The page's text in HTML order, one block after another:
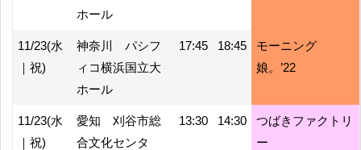
ホール
11/23(水
｜祝)
神奈川 パシフ
ィコ横浜国立大
ホール
17:45 18:45
モーニング
娘。’22
11/23(水
｜祝)
愛知 刈谷市総
合文化センタ
13:30 14:30
つばきファクトリ
ー